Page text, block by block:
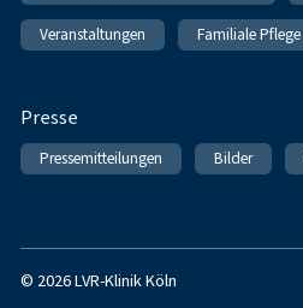
Veranstaltungen Familiale Pflege
Presse
Pressemitteilungen Bilder
© 2026 LVR-Klinik Köln